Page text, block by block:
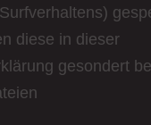
diese in dieser
gesondert